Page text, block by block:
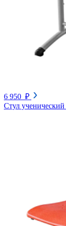
6 950 ₽
Стул